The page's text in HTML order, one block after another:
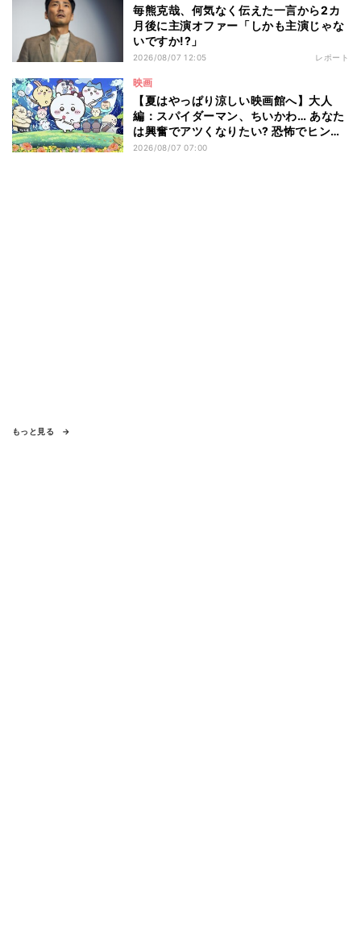
毎熊克哉、何気なく伝えた一言から2カ
月後に主演オファー「しかも主演じゃな
いですか!?」
2026/08/07 12:05 レポート
映画
【夏はやっぱり涼しい映画館へ】大人
編：スパイダーマン、ちいかわ… あなた
は興奮でアツくなりたい? 恐怖でヒンヤ
リしたい? - 編集部が注目する最新映画5
2026/08/07 07:00
もっと見る